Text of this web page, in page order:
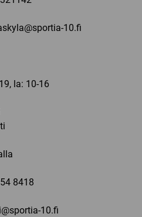
10.fi
la: 10-16
8418
10.fi